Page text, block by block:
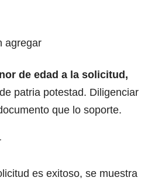
agregar
de edad a la solicitud,
patria potestad. Diligenciar
que lo soporte.
es exitoso, se muestra